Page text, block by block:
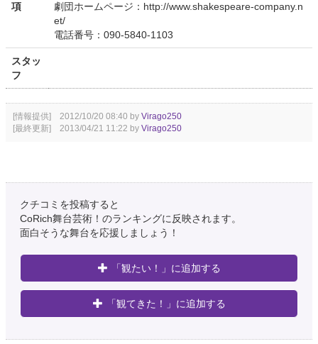
項
劇団ホームページ：http://www.shakespeare-company.n
et/
電話番号：090-5840-1103
スタッ
フ
[情報提供] 2012/10/20 08:40 by Virago250
[最終更新] 2013/04/21 11:22 by Virago250
クチコミを投稿すると
CoRich舞台芸術！のランキングに反映されます。
面白そうな舞台を応援しましょう！
「観たい！」に追加する
「観てきた！」に追加する